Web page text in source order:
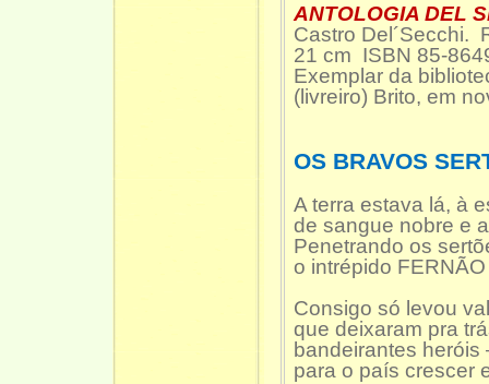
ANTOLOGIA DEL
Castro Del´Secchi.
21 cm ISBN 85-
Exemplar da
(livreiro) Brito, em
OS BRAVOS
A terra estava lá, à
de sangue nobre e
Penetrando os
o intrépido
Consigo só levou
que deixaram pra
bandeirantes
para o país crescer